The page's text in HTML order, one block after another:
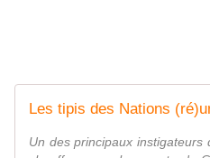
Les tipis des Nations
Un des principaux